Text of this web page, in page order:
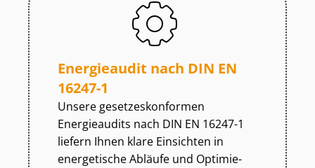
Energieaudit nach DIN EN
16247-1
Unsere ge­set­zes­kon­for­men
Energieaudits nach DIN EN 16247-1
liefern Ihnen klare Einsichten in
energetische Abläufe und Op­ti­mie­